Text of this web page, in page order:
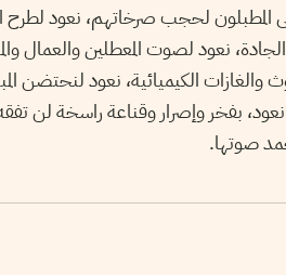
المطبلون لحجب صرخاتهم، نعود لطرح
نعود لصوت المعطلين والعمال
الكيميائية، نعود لنحتضن
بفخر وإصرار وقناعة راسخة لن
صوتها.